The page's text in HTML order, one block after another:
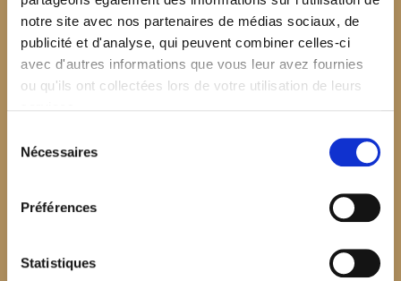
notre site avec nos partenaires de médias sociaux, de
publicité et d'analyse, qui peuvent combiner celles-ci
avec d'autres informations que vous leur avez fournies
ou qu'ils ont collectées lors de votre utilisation de leurs
Nécessaires
Préférences
Statistiques